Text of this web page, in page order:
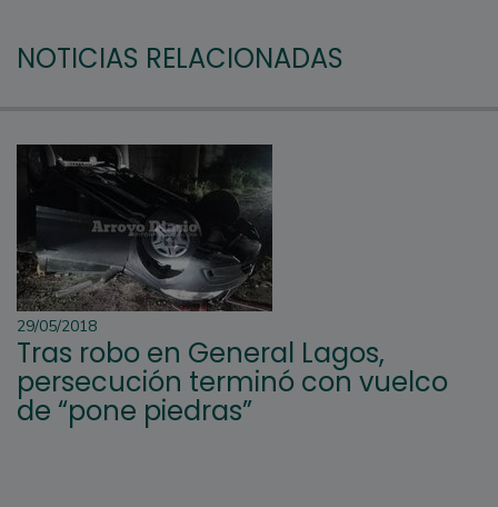
NOTICIAS RELACIONADAS
29/05/2018
Tras robo en General Lagos,
persecución terminó con vuelco
de “pone piedras”